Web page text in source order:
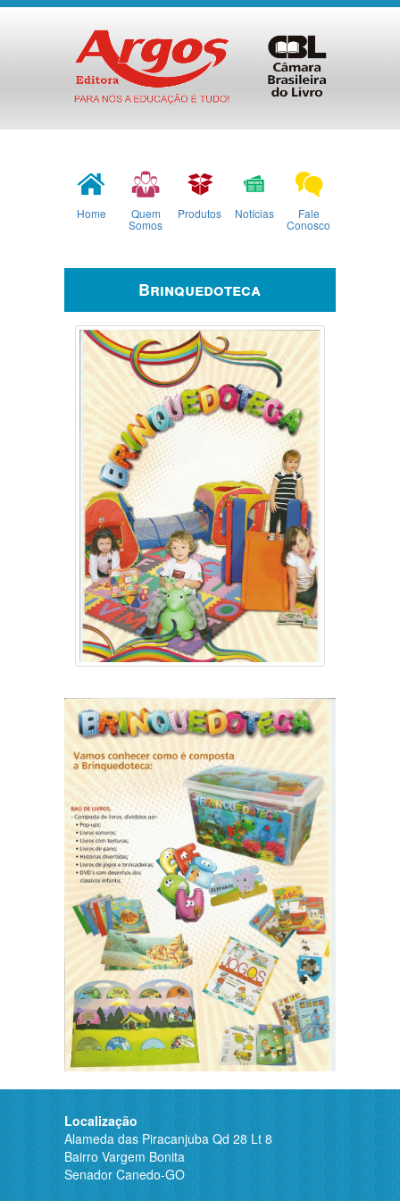
Home Quem
Somos
Produtos Notícias Fale
Conosco
Brinquedoteca
Localização
Alameda das Piracanjuba Qd 28 Lt 8
Bairro Vargem Bonita
Senador Canedo-GO